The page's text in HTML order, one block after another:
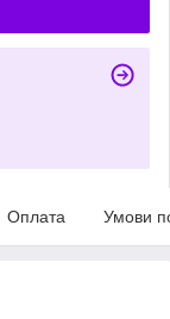
Оплата Умови